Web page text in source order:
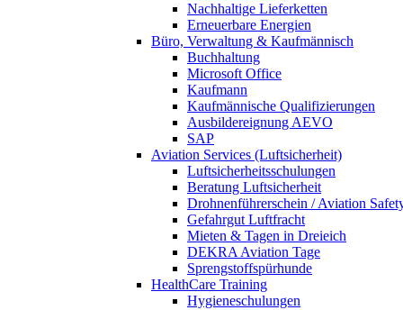
Nachhaltige Lieferketten
Erneuerbare Energien
Büro, Verwaltung & Kaufmännisch
Buchhaltung
Microsoft Office
Kaufmann
Kaufmännische Qualifizierungen
Ausbildereignung AEVO
SAP
Aviation Services (Luftsicherheit)
Luftsicherheitsschulungen
Beratung Luftsicherheit
Drohnenführerschein / Aviation
Gefahrgut Luftfracht
Mieten & Tagen in Dreieich
DEKRA Aviation Tage
Sprengstoffspürhunde
HealthCare Training
Hygieneschulungen